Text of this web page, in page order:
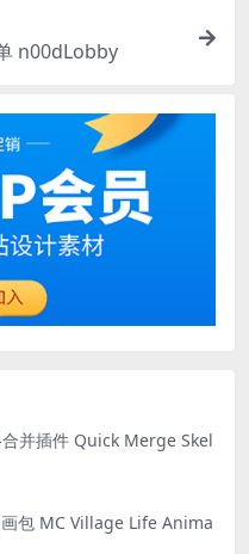
n00dLobby
合并插件 Quick Merge Skel
画包 MC Village Life Anima